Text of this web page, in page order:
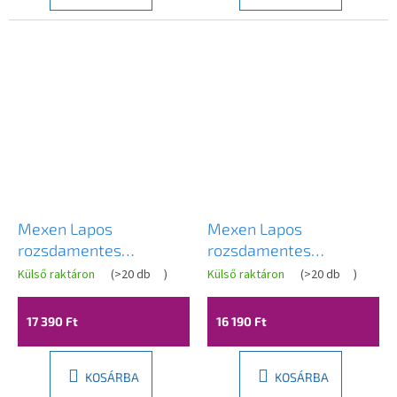
Mexen Lapos
rozsdamentes
padlólefolyó 12x12 cm,
fekete, 1710012
Külső raktáron (>20 db )
17 390 Ft
KOSÁRBA
Mexen Lapos
rozsdamentes
padlólefolyó 15x15 cm,
1010015
Külső raktáron (>20 db )
16 190 Ft
KOSÁRBA